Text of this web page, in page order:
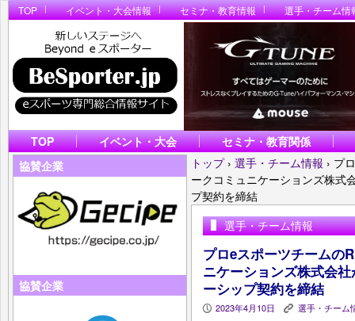
TOP イベント・大会情報 セミナ・教育情報 選手・チーム情
TOP イベント・大会
セミナ・教育関係
協賛企業
協賛企業
トップ › 選手・チーム情報 › プ
ークコミュニケーションズ株式
プ契約を締結
選手・チーム情報
プロeスポーツチームの
ニケーションズ株式会
ーシップ契約を締結
P 2023年4月10日 K 選手・チーム